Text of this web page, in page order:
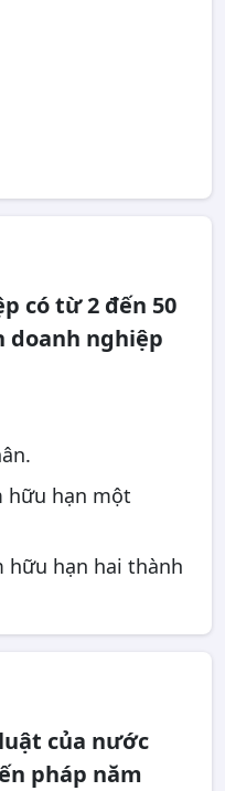
có từ 2 đến 50
doanh nghiệp
hữu hạn một
hữu hạn hai thành
của nước
pháp năm